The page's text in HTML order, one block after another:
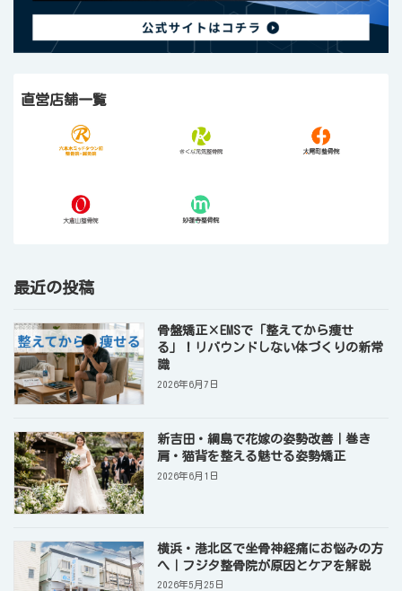
直営店舗一覧
最近の投稿
骨盤矯正×EMSで「整えてから痩せ
る」！リバウンドしない体づくりの新常
識
2026年6月7日
新吉田・綱島で花嫁の姿勢改善｜巻き
肩・猫背を整える魅せる姿勢矯正
2026年6月1日
横浜・港北区で坐骨神経痛にお悩みの方
へ｜フジタ整骨院が原因とケアを解説
2026年5月25日